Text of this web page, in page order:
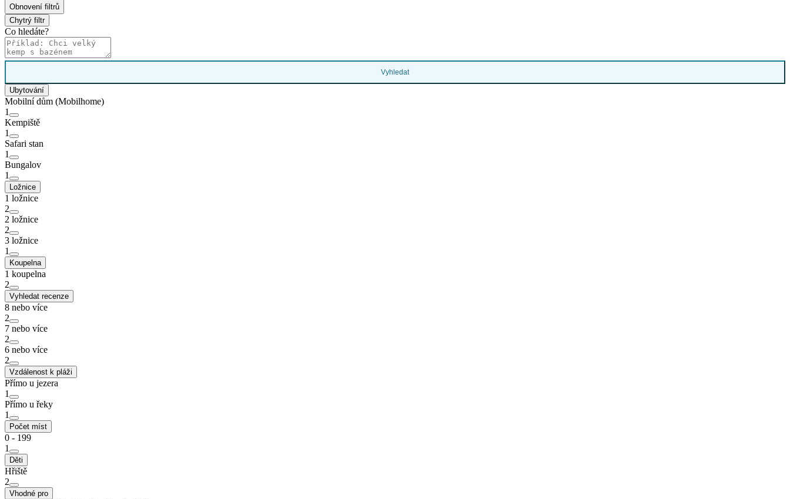
Obnovení filtrů
Chytrý filtr
Co hledáte?
Vyhledat
Ubytování
Mobilní dům (Mobilhome)
1
Kempiště
1
Safari stan
1
Bungalov
1
Ložnice
1 ložnice
2
2 ložnice
2
3 ložnice
1
Koupelna
1 koupelna
2
Vyhledat recenze
8 nebo více
2
7 nebo více
2
6 nebo více
2
Vzdálenost k pláži
Přímo u jezera
1
Přímo u řeky
1
Počet míst
0 - 199
1
Děti
Hřiště
2
Vhodné pro